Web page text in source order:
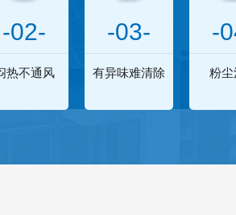
-02-
热不通风
-03-
有异味难清除
-
粉尘